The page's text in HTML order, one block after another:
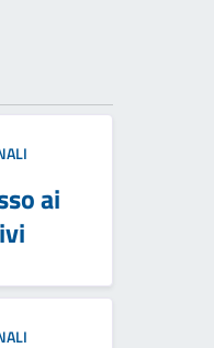
ai